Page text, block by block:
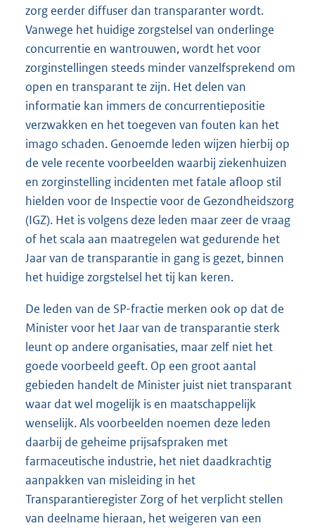
zorg eerder diffuser dan transparanter wordt.
Vanwege het huidige zorgstelsel van onderlinge
concurrentie en wantrouwen, wordt het voor
zorginstellingen steeds minder vanzelfsprekend om
open en transparant te zijn. Het delen van
informatie kan immers de concurrentiepositie
verzwakken en het toegeven van fouten kan het
imago schaden. Genoemde leden wijzen hierbij op
de vele recente voorbeelden waarbij ziekenhuizen
en zorginstelling incidenten met fatale afloop stil
hielden voor de Inspectie voor de Gezondheidszorg
(IGZ). Het is volgens deze leden maar zeer de vraag
of het scala aan maatregelen wat gedurende het
Jaar van de transparantie in gang is gezet, binnen
het huidige zorgstelsel het tij kan keren.
De leden van de SP-fractie merken ook op dat de
Minister voor het Jaar van de transparantie sterk
leunt op andere organisaties, maar zelf niet het
goede voorbeeld geeft. Op een groot aantal
gebieden handelt de Minister juist niet transparant
waar dat wel mogelijk is en maatschappelijk
wenselijk. Als voorbeelden noemen deze leden
daarbij de geheime prijsafspraken met
farmaceutische industrie, het niet daadkrachtig
aanpakken van misleiding in het
Transparantieregister Zorg of het verplicht stellen
van deelname hieraan, het weigeren van een